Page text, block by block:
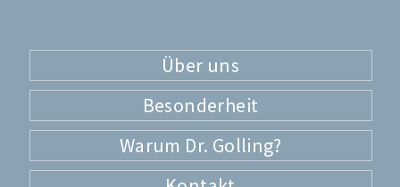
Über uns
Besonderheit
Warum Dr. Golling?